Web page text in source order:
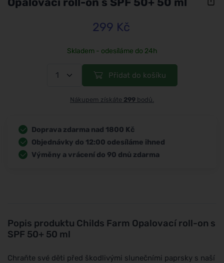
Popis produktu Childs Farm Opalovací roll-on s
SPF 50+ 50 ml
Chraňte své děti před škodlivými slunečními paprsky s naší
299 Kč
Skladem - odesíláme do 24h
Přidat do košíku
Nákupem získáte 299 bodů.
Doprava zdarma nad 1800 Kč
Objednávky do 12:00 odesíláme ihned
Výměny a vrácení do 90 dnů zdarma